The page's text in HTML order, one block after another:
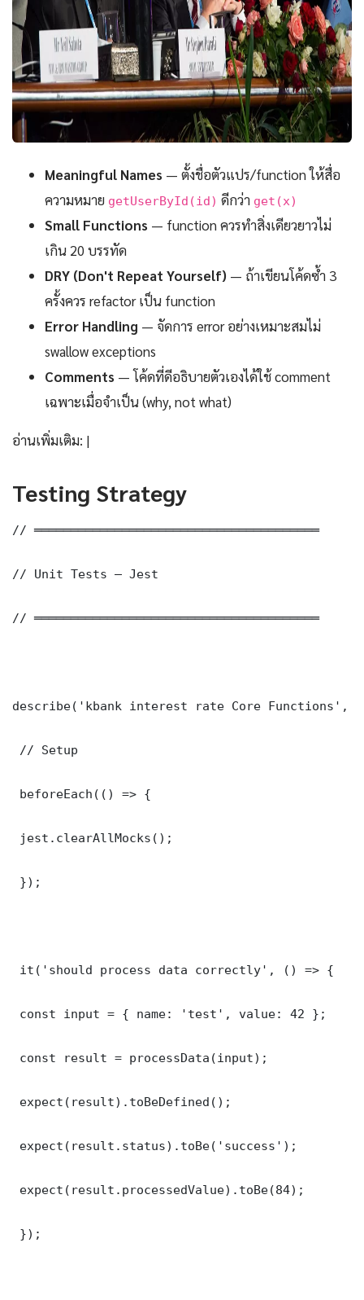
Meaningful Names — ตั้งชื่อตัวแปร/function ให้สื่อ
ความหมาย getUserById(id) ดีกว่า get(x)
Small Functions — function ควรทำสิ่งเดียวยาวไม่
เกิน 20 บรรทัด
DRY (Don't Repeat Yourself) — ถ้าเขียนโค้ดซ้ำ 3
ครั้งควร refactor เป็น function
Error Handling — จัดการ error อย่างเหมาะสมไม่
swallow exceptions
Comments — โค้ดที่ดีอธิบายตัวเองได้ใช้ comment
เฉพาะเมื่อจำเป็น (why, not what)
อ่านเพิ่มเติม: |
Testing Strategy
// ═══════════════════════════════════════
// Unit Tests — Jest
// ═══════════════════════════════════════
describe('kbank interest rate Core Functions',
// Setup
beforeEach(() => {
jest.clearAllMocks();
});
it('should process data correctly', () => {
const input = { name: 'test', value: 42 };
const result = processData(input);
expect(result).toBeDefined();
expect(result.status).toBe('success');
expect(result.processedValue).toBe(84);
});